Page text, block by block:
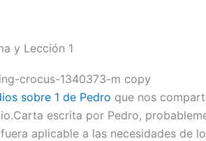
y Lección 1
sobre 1 de Pedro que nos
escrita por Pedro,
aplicable a las necesidades de